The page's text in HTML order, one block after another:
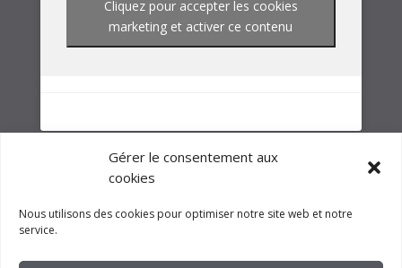
Gérer le consentement aux
cookies
Nous utilisons des cookies pour optimiser notre site web et notre
service.